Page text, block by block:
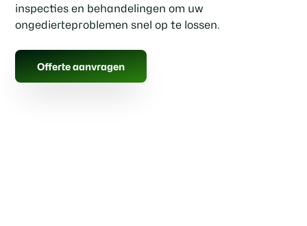
inspecties en behandelingen om uw
ongedierteproblemen snel op te lossen.
Offerte aanvragen